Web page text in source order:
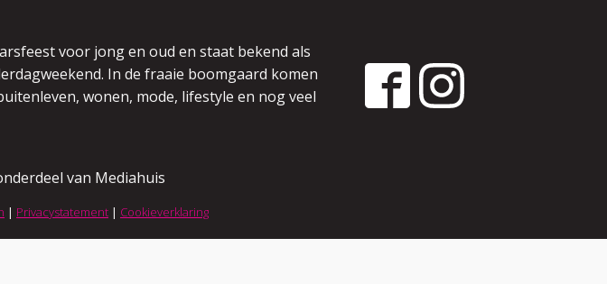
voor jong en oud en staat bekend als
In de fraaie boomgaard komen
wonen, mode, lifestyle en nog veel
van Mediahuis
| Privacystatement | Cookieverklaring